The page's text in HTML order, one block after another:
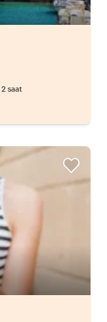
2 saat